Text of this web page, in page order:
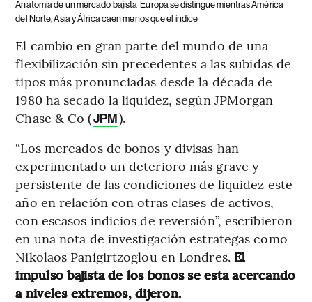
Anatomía de un mercado bajista Europa se distingue mientras América
del Norte, Asia y África caen menos que el índice
El cambio en gran parte del mundo de una
flexibilización sin precedentes a las subidas de
tipos más pronunciadas desde la década de
1980 ha secado la liquidez, según JPMorgan
Chase & Co (JPM).
“Los mercados de bonos y divisas han
experimentado un deterioro más grave y
persistente de las condiciones de liquidez este
año en relación con otras clases de activos,
con escasos indicios de reversión”, escribieron
en una nota de investigación estrategas como
Nikolaos Panigirtzoglou en Londres. El
impulso bajista de los bonos se está acercando
a niveles extremos, dijeron.